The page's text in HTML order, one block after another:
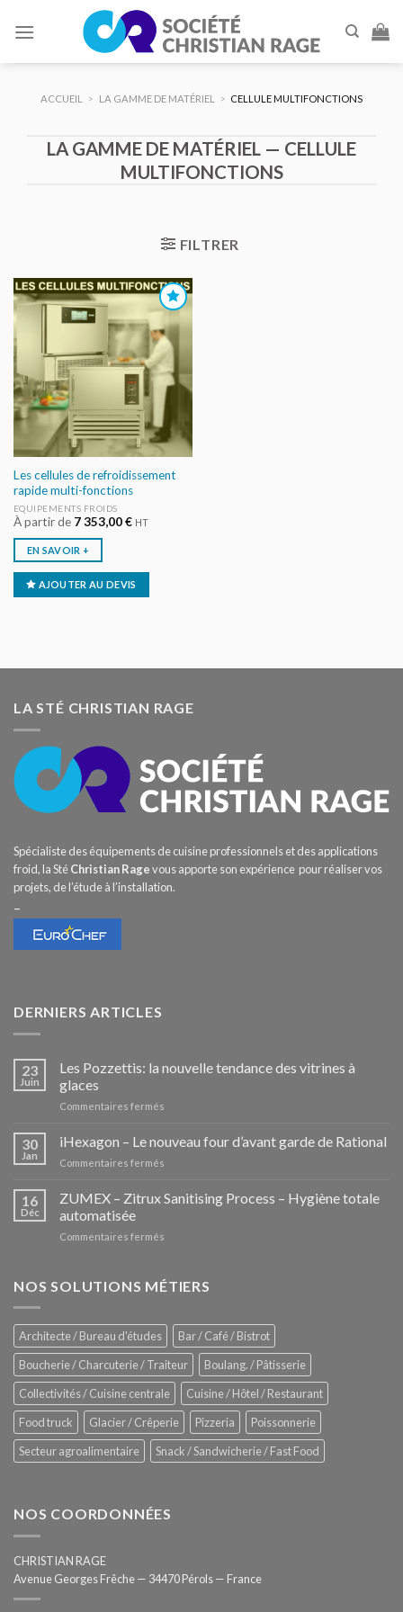
ACCUEIL > LA GAMME DE MATÉRIEL > CELLULE MULTIFONCTIONS
LA GAMME DE MATÉRIEL — CELLULE
MULTIFONCTIONS
FILTRER
AJOUTER
AU DEVIS
Les cellules de refroidissement
rapide multi-fonctions
EQUIPEMENTS FROIDS
À partir de 7 353,00€ HT
EN SAVOIR +
AJOUTER AU DEVIS
LA STÉ CHRISTIAN RAGE
Spécialiste des équipements de cuisine professionnels et des applications
froid, la StéChristian Ragevous apporte son expérience pour réaliser vos
projets, de l’étude à l’installation.
–
DERNIERS ARTICLES
23
Juin
Les Pozzettis: la nouvelle tendance des vitrines à
glaces
Commentaires fermés
Pozzettis:
la
des
30
Jan
iHexagon – Le nouveau four d’avant garde de Rational
Commentaires fermés
–
Le
de
16
Déc
ZUMEX – Zitrux Sanitising Process – Hygiène totale
automatisée
Commentaires fermés
Zitrux
–
Hygiène
totale
automatisée
NOS SOLUTIONS MÉTIERS
Architecte / Bureau d'études
Bar / Café / Bistrot
Boucherie / Charcuterie / Traiteur
Boulang. / Pâtisserie
Collectivités / Cuisine centrale
Cuisine / Hôtel / Restaurant
Food truck
Glacier / Crêperie Pizzeria
Poissonnerie
Secteur agroalimentaire
Snack / Sandwicherie / Fast Food
NOS COORDONNÉES
CHRISTIAN RAGE
Avenue Georges Frêche — 34470 Pérols — France